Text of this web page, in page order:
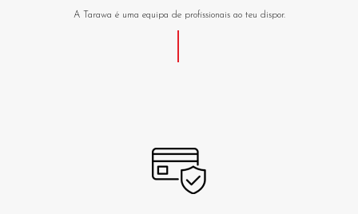
A Tarawa é uma equipa de profissionais ao teu dispor.